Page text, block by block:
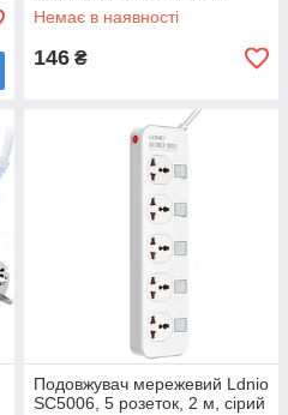
Немає в наявності
146 ₴
Подовжувач мережевий Ldnio
SC5006, 5 розеток, 2 м, сірий